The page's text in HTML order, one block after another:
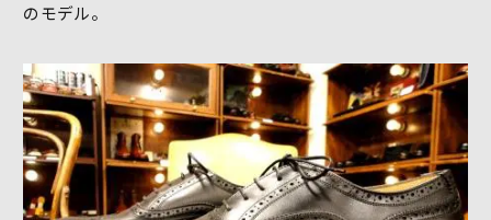
のモデル。